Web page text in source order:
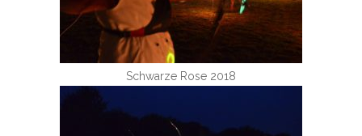
Schwarze Rose 2018